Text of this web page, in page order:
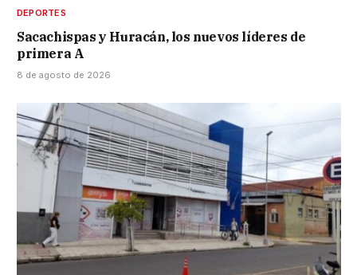
DEPORTES
Sacachispas y Huracán, los nuevos líderes de
primera A
8 de agosto de 2026